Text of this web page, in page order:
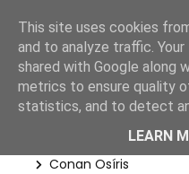
5 Para A Meia-Noite
Conan Osíris
This site uses cookies
and to analyze traffic.
shared with Google along
metrics to ensure quality
statistics, and to detect
LEARN